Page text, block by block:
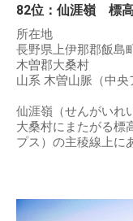
82位：仙涯嶺 標
所在地
長野県上伊那郡飯島
木曽郡大桑村
山系 木曽山脈（中央
仙涯嶺（せんがいれ
大桑村にまたがる標
プス）の主稜線上に